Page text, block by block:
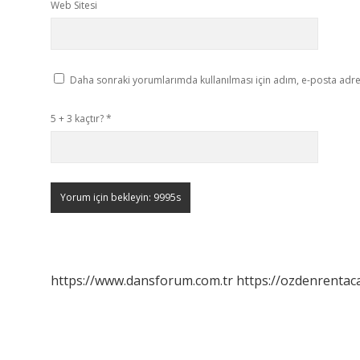
Web Sitesi
Daha sonraki yorumlarımda kullanılması için adım, e-posta
5 + 3 kaçtır?*
https://www.dansforum.com.tr https://